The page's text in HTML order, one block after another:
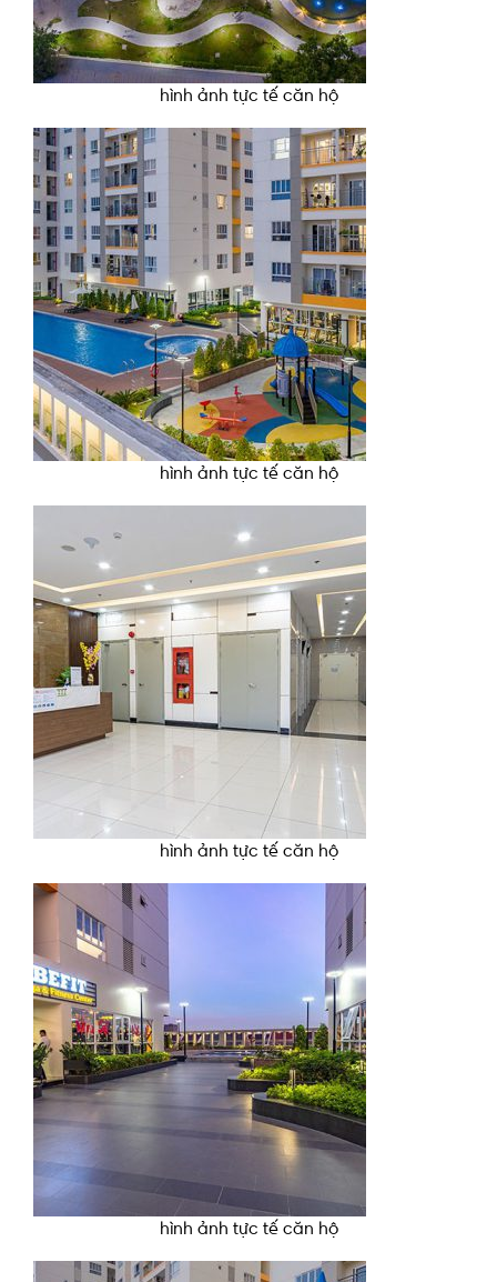
hình ảnh tực tế căn hộ
hình ảnh tực tế căn hộ
hình ảnh tực tế căn hộ
hình ảnh tực tế căn hộ